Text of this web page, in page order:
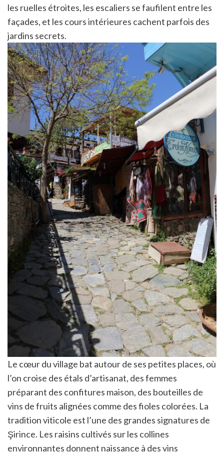
les ruelles étroites, les escaliers se faufilent entre les
façades, et les cours intérieures cachent parfois des
jardins secrets.
Le cœur du village bat autour de ses petites places, où
l’on croise des étals d’artisanat, des femmes
préparant des confitures maison, des bouteilles de
vins de fruits alignées comme des fioles colorées. La
tradition viticole est l’une des grandes signatures de
Şirince. Les raisins cultivés sur les collines
environnantes donnent naissance à des vins